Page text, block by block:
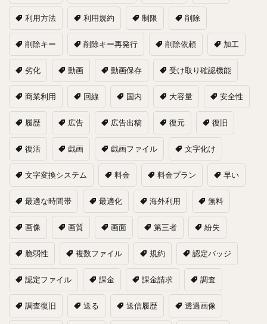
利用方法 利用規約 制限 削除
削除キー 削除キー再発行 削除依頼 加工
劣化 動画 動画保存 受け取り確認機能
商業利用 回線 国内 大容量 安全性
履歴 広告 広告出稿 復元 復旧
復活 戯画 戯画ファイル 文字化け
文字変換システム 料金 料金プラン 早い
最適な時間帯 最適化 海外利用 無料
画像 画質 画面 第三者 紛失
脆弱性 複数ファイル 規約 認定バッジ
認定ファイル 課金 課金請求 調査
調査復旧 送る 送信履歴 透過画像